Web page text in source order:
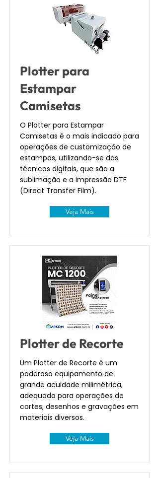
Plotter para
Estampar
Camisetas
O Plotter para Estampar
Camisetas é o mais indicado para
operações de customização de
estampas, utilizando-se das
técnicas digitais, que são a
sublimação e a impressão DTF
(Direct Transfer Film).
Veja Mais
Plotter de Recorte
Um Plotter de Recorte é um
poderoso equipamento de
grande acuidade milimétrica,
adequado para operações de
cortes, desenhos e gravações em
materiais diversos.
Veja Mais